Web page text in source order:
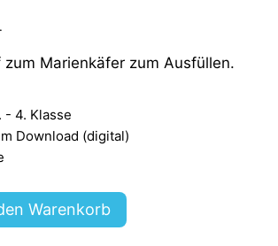
zum Marienkäfer zum Ausfüllen.
- 4. Klasse
Download (digital)
Warenkorb